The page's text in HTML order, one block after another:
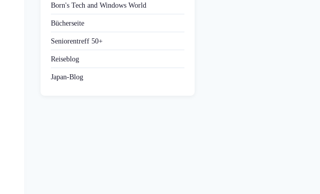
Born's Tech and Windows World
Bücherseite
Seniorentreff 50+
Reiseblog
Japan-Blog